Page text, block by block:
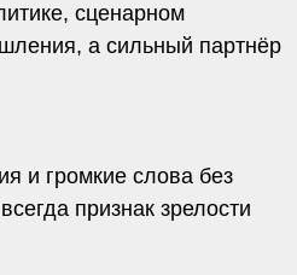
сценарном
а сильный партнёр
и громкие слова без
признак зрелости